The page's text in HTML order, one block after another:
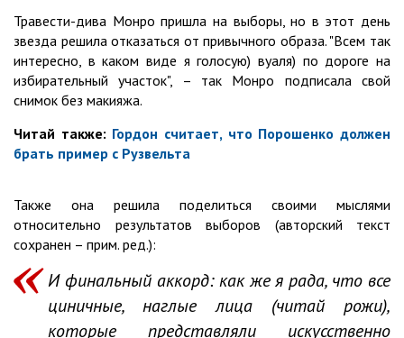
Травести-дива Монро пришла на выборы, но в этот день
звезда решила отказаться от привычного образа. "Всем так
интересно, в каком виде я голосую) вуаля) по дороге на
избирательный участок", – так Монро подписала свой
снимок без макияжа.
Читай также: Гордон считает, что Порошенко должен
брать пример с Рузвельта
Также она решила поделиться своими мыслями
относительно результатов выборов (авторский текст
сохранен – прим. ред.):
И финальный аккорд: как же я рада, что все
циничные, наглые лица (читай рожи),
которые представляли искусственно